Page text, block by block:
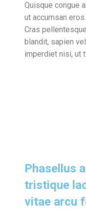
Quisque congue
ut accumsan
Cras
blandit, sapien
imperdiet nisi, ut
Phasellus
tristique
vitae arcu